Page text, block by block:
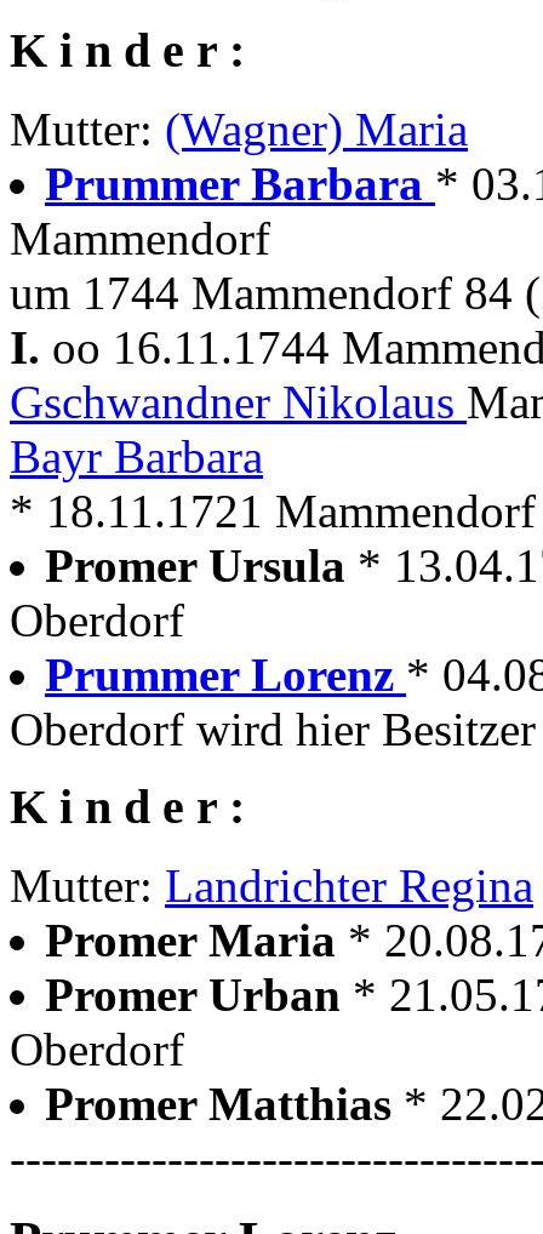
K i n d e r :
Mutter: (Wagner) Maria
Prummer Barbara *
Mammendorf
um 1744 Mammendorf 84
I. oo 16.11.1744
Gschwandner Nikolaus
Bayr Barbara
* 18.11.1721
Promer Ursula *
Oberdorf
Prummer Lorenz *
Oberdorf wird hier Besitzer
K i n d e r :
Mutter: Landrichter Regina
Promer Maria *
Promer Urban *
Oberdorf
Promer Matthias *